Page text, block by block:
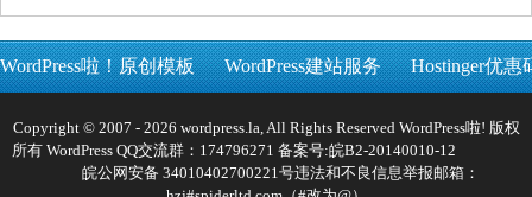
WordPress啦！原创模板 WordPress建站服务 Hostinger优惠
Copyright © 2007 - 2026 wordpress.la, All Rights Reserved WordPress啦! 版权
所有 WordPress QQ交流群：174796271 备案号:皖B2-20140010-12
皖公网安备 34010402700221号违法和不良信息举报邮箱：